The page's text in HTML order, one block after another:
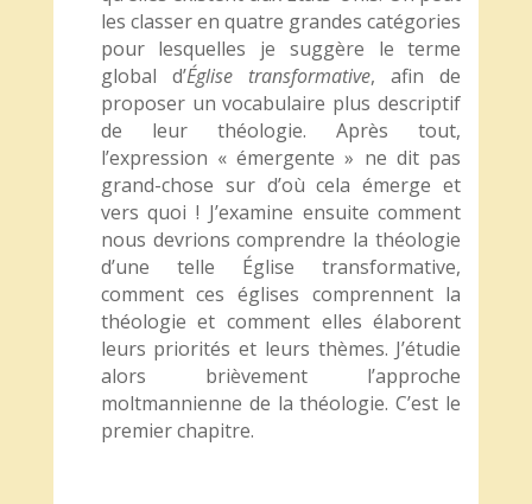
les classer en quatre grandes catégories
pour lesquelles je suggère le terme
global d’Église transformative, afin de
proposer un vocabulaire plus descriptif
de leur théologie. Après tout,
l’expression « émergente » ne dit pas
grand-chose sur d’où cela émerge et
vers quoi ! J’examine ensuite comment
nous devrions comprendre la théologie
d’une telle Église transformative,
comment ces églises comprennent la
théologie et comment elles élaborent
leurs priorités et leurs thèmes. J’étudie
alors brièvement l’approche
moltmannienne de la théologie. C’est le
premier chapitre.